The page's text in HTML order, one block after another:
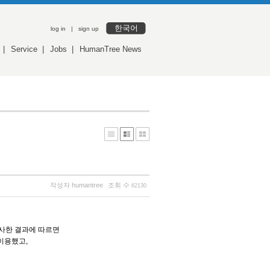
log in | sign up 한국어
Service Jobs HumanTree News
작성자 humantree 조회 수 62130
한 결과에 따르면
용했고,